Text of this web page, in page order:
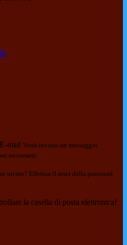
E-mail Verrà inviato un messaggio
necessarie.
utente? Effettua il reset della password
la casella di posta elettronica!